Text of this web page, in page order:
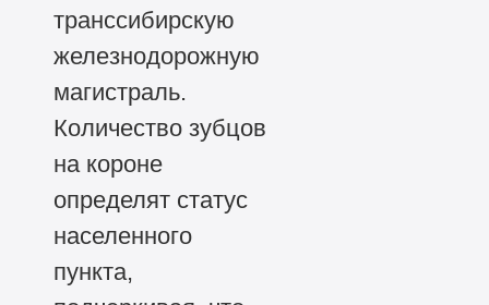
транссибирскую
железнодорожную
магистраль.
Количество зубцов
на короне
определят статус
населенного
пункта,